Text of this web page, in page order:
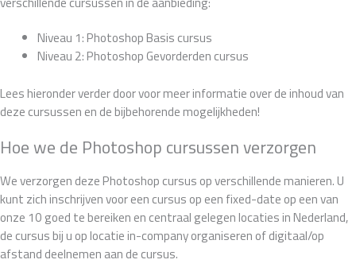
Niveau 1: Photoshop Basis cursus
Niveau 2: Photoshop Gevorderden cursus
Lees hieronder verder door voor meer informatie over de inhoud van
deze cursussen en de bijbehorende mogelijkheden!
Hoe we de Photoshop cursussen verzorgen
We verzorgen deze Photoshop cursus op verschillende manieren. U
kunt zich inschrijven voor een cursus op een fixed-date op een van
onze 10 goed te bereiken en centraal gelegen locaties in Nederland,
de cursus bij u op locatie in-company organiseren of digitaal/op
afstand deelnemen aan de cursus.